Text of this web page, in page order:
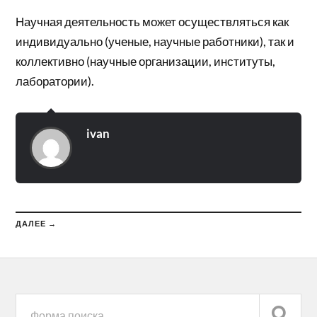
Научная деятельность может осуществляться как
индивидуально (ученые, научные работники), так и
коллективно (научные организации, институты,
лаборатории).
ivan
ДАЛЕЕ →